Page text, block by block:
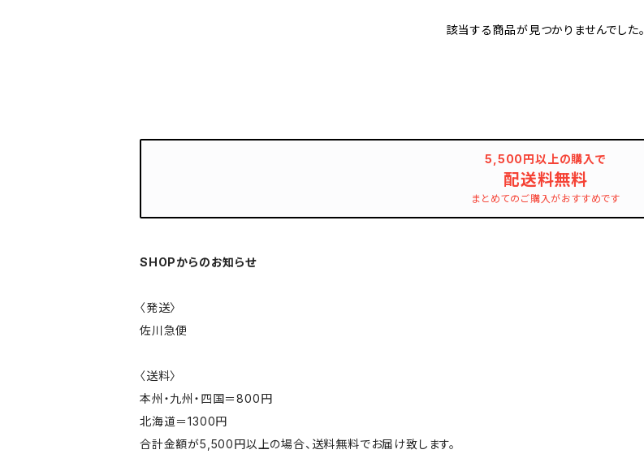
該当する商品が見つかりませんでした。
5,500円以上の購入で
配送料無料
まとめてのご購入がおすすめです
SHOPからのお知らせ
〈発送〉
佐川急便
〈送料〉
本州・九州・四国＝800円
北海道＝1300円
合計金額が5,500円以上の場合、送料無料でお届け致します。